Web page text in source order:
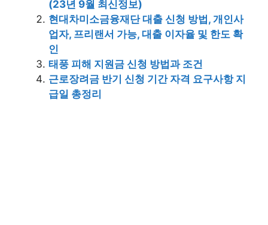
(23년 9월 최신정보)
현대차미소금융재단 대출 신청 방법, 개인사
업자, 프리랜서 가능, 대출 이자율 및 한도 확
인
태풍 피해 지원금 신청 방법과 조건
근로장려금 반기 신청 기간 자격 요구사항 지
급일 총정리